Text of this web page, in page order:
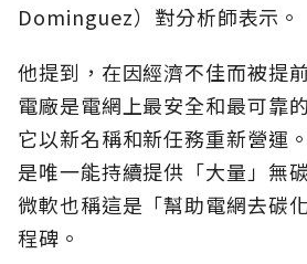
Dominguez）對分析師表示。
他提到，在因經濟不佳而被提
電廠是電網上最安全和最可靠
它以新名稱和新任務重新營運
是唯一能持續提供「大量」無
微軟也稱這是「幫助電網去碳
程碑。